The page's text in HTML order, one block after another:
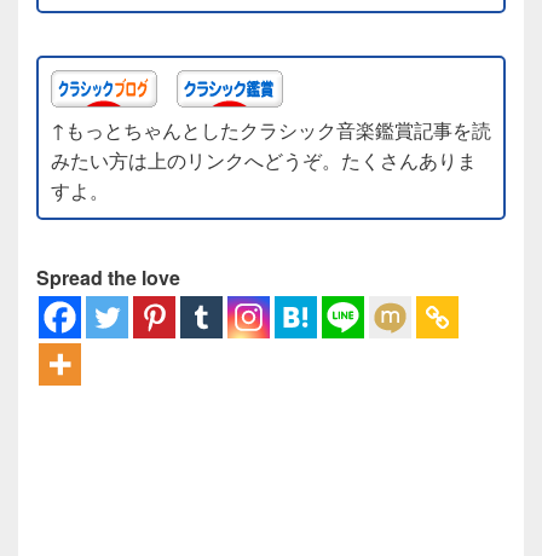
↑もっとちゃんとしたクラシック音楽鑑賞記事を読
みたい方は上のリンクへどうぞ。たくさんありま
すよ。
Spread the love